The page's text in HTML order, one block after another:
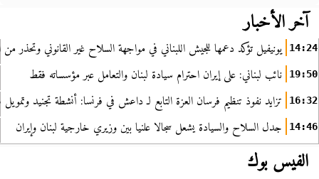
آخر الأخبار
14:24 يونيفيل تؤكد دعمها للجيش اللبناني في مواجهة السلاح غير القانوني وتحذر من
19:50 نائب لبناني: على إيران احترام سيادة لبنان والتعامل عبر مؤسساته فقط
16:32 تزايد نفوذ تنظيم فرسان العزة التابع لـ داعش في فرنسا: أنشطة تجنيد
14:46 جدل السلاح والسيادة يشعل سجالا علنيا بين وزيري خارجية لبنان وإيران
الفيس بوك